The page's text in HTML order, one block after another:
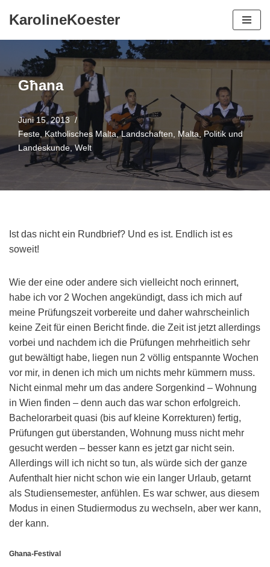
springen
KarolineKoester
Għana
Juni 15, 2013
Feste Katholisches Malta,Landschaften Malta Politik und
Landeskunde,Welt
Ist das nicht ein Rundbrief? Und es ist. Endlich ist es
soweit!
Wie der eine oder andere sich vielleicht noch erinnert,
habe ich vor 2 Wochen angekündigt, dass ich mich auf
meine Prüfungszeit vorbereite und daher wahrscheinlich
keine Zeit für einen Bericht finde. die Zeit ist jetzt allerdings
vorbei und nachdem ich die Prüfungen mehrheitlich sehr
gut bewältigt habe, liegen nun 2 völlig entspannte Wochen
vor mir, in denen ich mich um nichts mehr kümmern muss.
Nicht einmal mehr um das andere Sorgenkind – Wohnung
in Wien finden – denn auch das war schon erfolgreich.
Bachelorarbeit quasi (bis auf kleine Korrekturen) fertig,
Prüfungen gut überstanden, Wohnung muss nicht mehr
gesucht werden – besser kann es jetzt gar nicht sein.
Allerdings will ich nicht so tun, als würde sich der ganze
Aufenthalt hier nicht schon wie ein langer Urlaub, getarnt
als Studiensemester, anfühlen. Es war schwer, aus diesem
Modus in einen Studiermodus zu wechseln, aber wer kann,
der kann.
Ghana-Festival